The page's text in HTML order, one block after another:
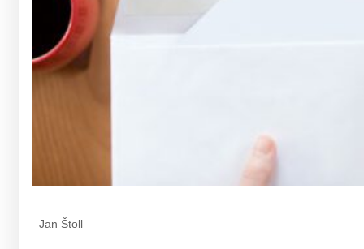
Jan Štoll